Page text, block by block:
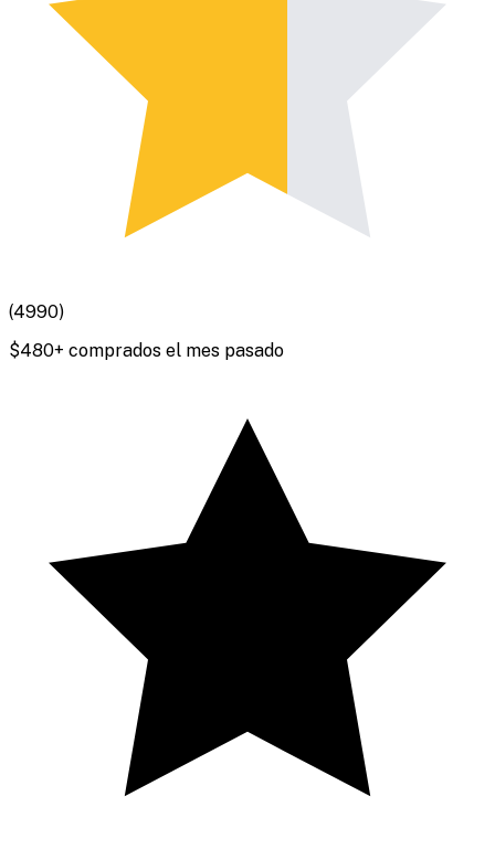
(4990)
$480+ comprados el mes pasado